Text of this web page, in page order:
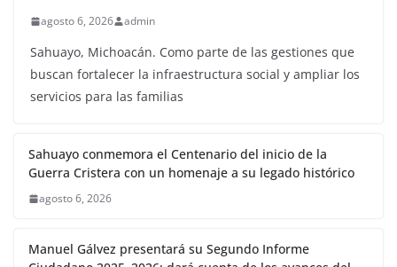
agosto 6, 2026 admin
Sahuayo, Michoacán. Como parte de las gestiones que
buscan fortalecer la infraestructura social y ampliar los
servicios para las familias
Sahuayo conmemora el Centenario del inicio de la
Guerra Cristera con un homenaje a su legado histórico
agosto 6, 2026
Manuel Gálvez presentará su Segundo Informe